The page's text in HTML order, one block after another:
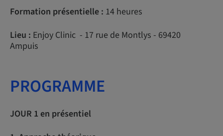
Formation présentielle : 14 heures
Lieu : Enjoy Clinic - 17 rue de Montlys - 69420
Ampuis
PROGRAMME
JOUR 1 en présentiel